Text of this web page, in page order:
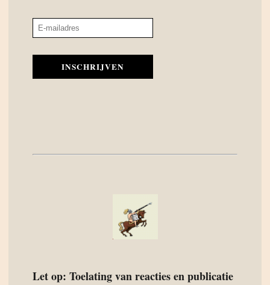
INSCHRIJVEN
Let op: Toelating van reacties en publicatie